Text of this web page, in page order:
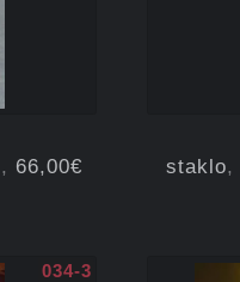
66,00€
staklo
034-3